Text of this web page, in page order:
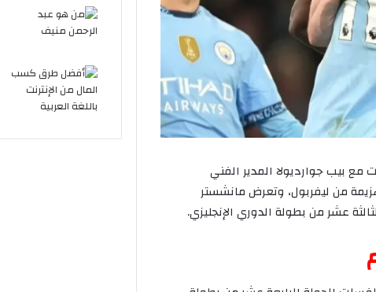
معبيبجوارديولا المدير الفني
من ليفربول، وتعرضمانشستر
عشرمنبطولة الدوري الإنجليزي.